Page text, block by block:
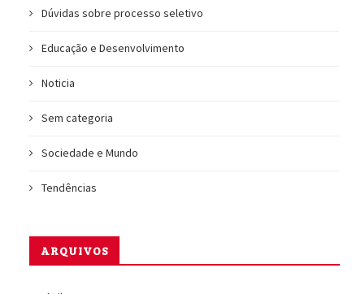
Dúvidas sobre processo seletivo
Educação e Desenvolvimento
Noticia
Sem categoria
Sociedade e Mundo
Tendências
ARQUIVOS